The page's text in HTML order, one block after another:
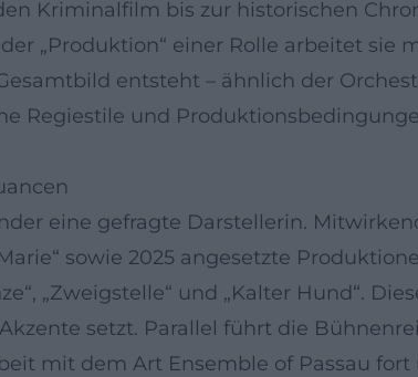
Kriminalfilm bis zur historischen
„Produktion“ einer Rolle arbeitet sie
entsteht – ähnlich der
Regiestile und
eine gefragte Darstellerin.
sowie 2025 angesetzte
„Zweigstelle“ und „Kalter Hund“.
setzt. Parallel führt die
mit dem Art Ensemble of Passau